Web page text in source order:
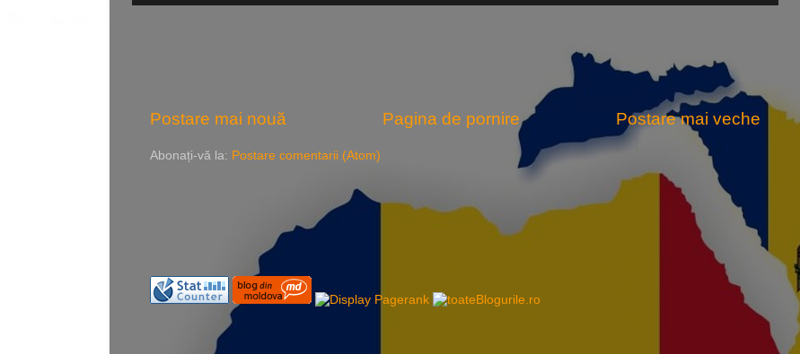
Postare mai nouă Postare mai veche
Pagina de pornire
Abonați-vă la: Postare comentarii (Atom)